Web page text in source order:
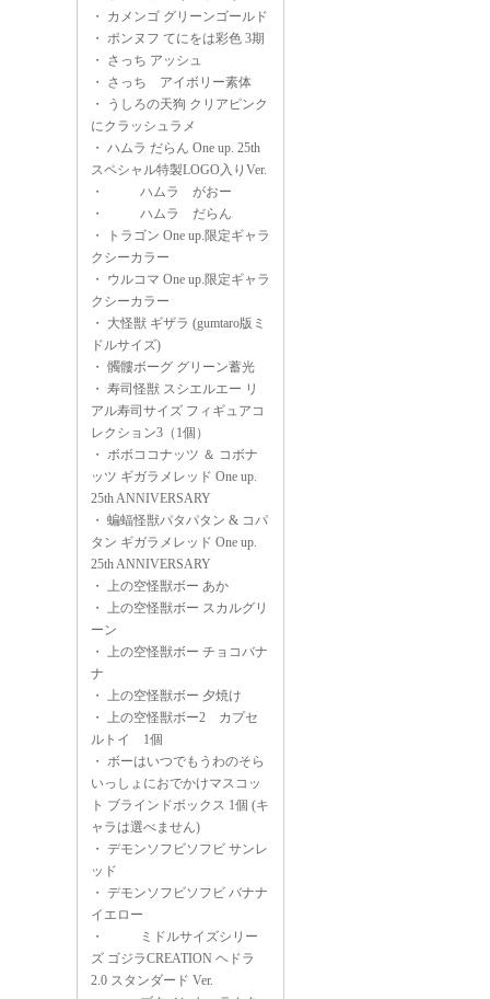
・ カメンゴ グリーンゴールド
・ ポンヌフ てにをは彩色 3期
・ さっち アッシュ
・ さっち アイボリー素体
・
うしろの天狗 クリアピンク
にクラッシュラメ
・ ハムラ だらん One up. 25th
スペシャル特製LOGO入りVer.
・
ハムラ がおー
・
ハムラ だらん
・
トラゴン One up.限定ギャラ
クシーカラー
・ ウルコマ One up.限定ギャラ
クシーカラー
・ 大怪獣 ギザラ (gumtaro版ミ
ドルサイズ)
・ 髑髏ボーグ グリーン蓄光
・ 寿司怪獣 スシエルエー リ
アル寿司サイズ フィギュアコ
レクション3（1個）
・ ボボココナッツ ＆ コボナ
ッツ ギガラメレッド One up.
25th ANNIVERSARY
・ 蝙蝠怪獣パタパタン & コパ
タン ギガラメレッド One up.
25th ANNIVERSARY
・ 上の空怪獣ボー あか
・ 上の空怪獣ボー スカルグリ
ーン
・ 上の空怪獣ボー チョコバナ
ナ
・ 上の空怪獣ボー 夕焼け
・ 上の空怪獣ボー2 カプセ
ルトイ 1個
・ ボーはいつでもうわのそら
いっしょにおでかけマスコッ
ト ブラインドボックス 1個 (キ
ャラは選べません)
・ デモンソフビソフビ サンレ
ッド
・ デモンソフビソフビ バナナ
イエロー
・
ミドルサイズシリー
ズ ゴジラCREATION ヘドラ
2.0 スタンダード Ver.